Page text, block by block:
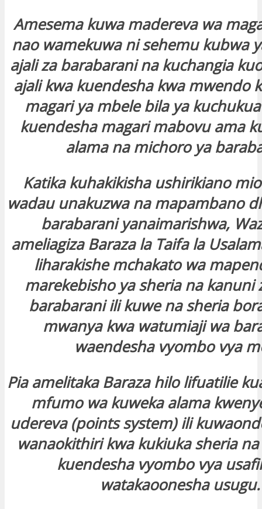
Amesema kuwa madereva wa
nao wamekuwa ni sehemu kubwa
ajali za barabarani na kuchangia
ajali kwa kuendesha kwa mwendo
magari ya mbele bila ya
kuendesha magari mabovu ama
alama na michoro ya
Katika kuhakikisha ushirikiano
wadau unakuzwa na mapambano
barabarani yanaimarishwa,
ameliagiza Baraza la Taifa la
liharakishe mchakato wa
marekebisho ya sheria na kanuni
barabarani ili kuwe na sheria
mwanya kwa watumiaji wa
waendesha vyombo vya
Pia amelitaka Baraza hilo lifuatilie
mfumo wa kuweka alama
udereva (points system) ili
wanaokithiri kwa kukiuka sheria
kuendesha vyombo vya
watakaoonesha usugu.